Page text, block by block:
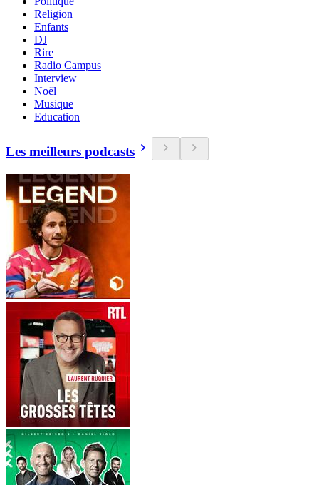
Religion
Enfants
DJ
Rire
Radio Campus
Interview
Noël
Musique
Education
Les meilleurs podcasts